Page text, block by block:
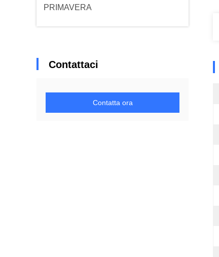
PRIMAVERA
Contattaci
Contatta ora